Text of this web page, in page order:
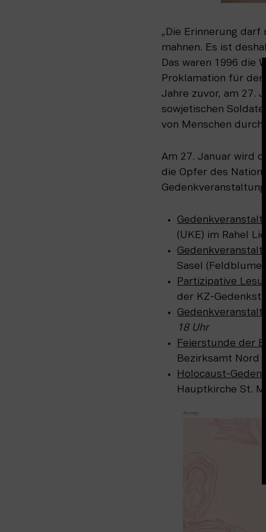
„Die Erinnerung darf
mahnen. Es ist
Das waren 1996 die
Proklamation für
Jahre zuvor, am 27.
sowjetischen
von Menschen durch
Am 27. Januar wird
die Opfer des
(UKE) im Rahel
Sasel
Partizipative
der KZ-
18 Uhr
Feierstunde der
Bezirksamt Nord
Holocaust-
Hauptkirche St.